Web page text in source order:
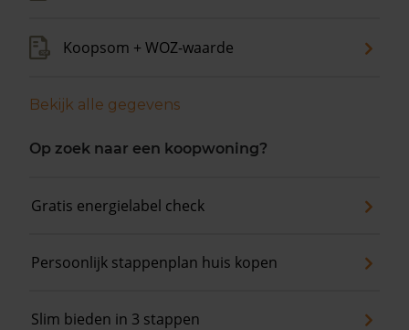
Koopsom + WOZ-waarde
Bekijk alle gegevens
Op zoek naar een koopwoning?
Gratis energielabel check
Persoonlijk stappenplan huis kopen
Slim bieden in 3 stappen